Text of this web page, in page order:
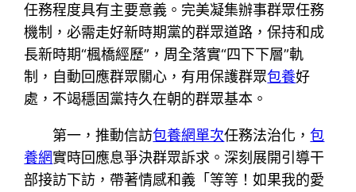
任務程度具有主要意義。完美凝集辦事群眾任務
機制，必需走好新時期黨的群眾道路，保持和成
長新時期“楓橋經歷”，周全落實“四下下層”軌
制，自動回應群眾關心，有用保護群眾包養好
處，不竭穩固黨持久在朝的群眾基本。
第一，推動信訪包養網單次任務法治化，包
養網實時回應息爭決群眾訴求。深刻展開引導干
部接訪下訪，帶著情感和義「等等！如果我的愛